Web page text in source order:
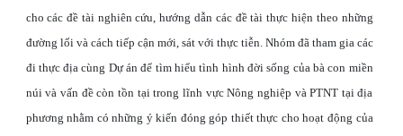
cho các đề tài nghiên cứu, hướng dẫn các đề tài thực hiện theo những
đường lối và cách tiếp cận mới, sát với thực tiễn. Nhóm đã tham gia các
đi thực địa cùng Dự án để tìm hiểu tình hình đời sống của bà con miền
núi và vấn đề còn tồn tại trong lĩnh vực Nông nghiệp và PTNT tại địa
phương nhằm có những ý kiến đóng góp thiết thực cho hoạt động của